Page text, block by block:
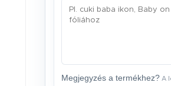
Megjegyzés a termékhez? A